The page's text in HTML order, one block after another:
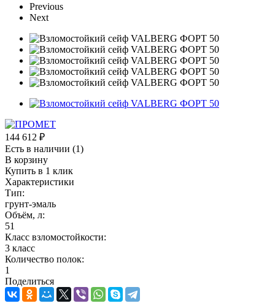
Previous
Next
144 612 ₽
Есть в наличии (1)
В корзину
Купить в 1 клик
Характеристики
Тип:
грунт-эмаль
Объём, л:
51
Класс взломостойкости:
3 класс
Количество полок:
1
Поделиться